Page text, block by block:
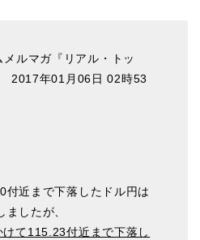
ルマガ『リアル・トッ
2017年01月06日 02時53
付近まで下落したドル円は
したが、
て115.23付近まで下落し